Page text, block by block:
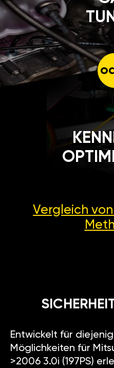
Vergleich von
Entwickelt für
Möglichkeiten für
>2006 3.0i (197PS)